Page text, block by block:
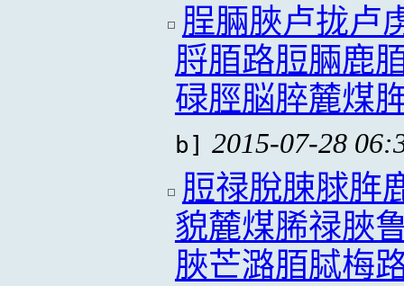
脭脼脥卢拢卢
脟脜路脰脼鹿
碌脛脳脺麓煤
b] 2015-07-28
脰禄脫脨脙脌
貌麓煤脪禄脥
脥芒潞脜脦梅